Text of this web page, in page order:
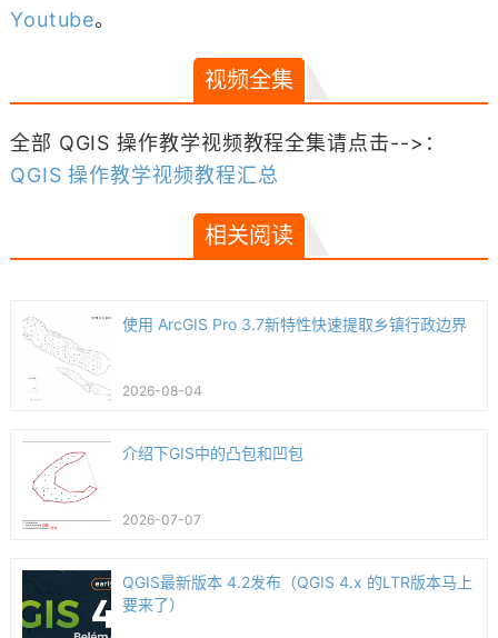
Youtube。
视频全集
全部 QGIS 操作教学视频教程全集请点击-->：
QGIS 操作教学视频教程汇总
相关阅读
使用 ArcGIS Pro 3.7新特性快速提取乡镇行政边界
2026-08-04
介绍下GIS中的凸包和凹包
2026-07-07
QGIS最新版本 4.2发布（QGIS 4.x 的LTR版本马上
要来了）